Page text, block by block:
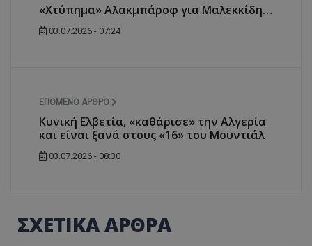
«Χτύπημα» Αλακμπάροφ για Μαλεκκίδη…
03.07.2026 - 07:24
ΕΠΌΜΕΝΟ ΆΡΘΡΟ
Κυνική Ελβετία, «καθάρισε» την Αλγερία
και είναι ξανά στους «16» του Μουντιάλ
03.07.2026 - 08:30
ΣΧΕΤΙΚΑ ΑΡΘΡΑ